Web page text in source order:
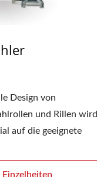
Design von
und Rillen wird
auf die geeignete
Einzelheiten